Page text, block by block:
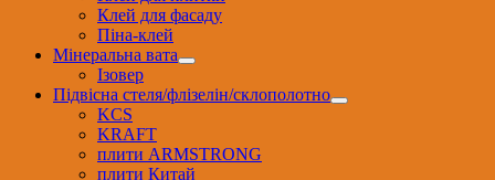
Клей для фасаду
Піна-клей
Мінеральна вата
Ізовер
Підвісна стеля/флізелін/склополотно
KCS
KRAFT
плити ARMSTRONG
плити Китай